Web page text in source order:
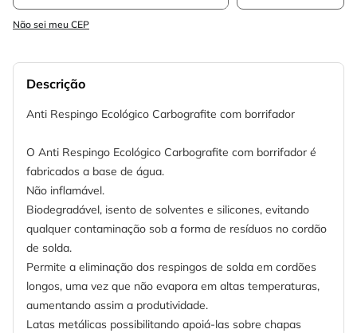
Não sei meu CEP
Descrição
Anti Respingo Ecológico Carbografite com borrifador
O Anti Respingo Ecológico Carbografite com borrifador é
fabricados a base de água.
Não inflamável.
Biodegradável, isento de solventes e silicones, evitando
qualquer contaminação sob a forma de resíduos no cordão
de solda.
Permite a eliminação dos respingos de solda em cordões
longos, uma vez que não evapora em altas temperaturas,
aumentando assim a produtividade.
Latas metálicas possibilitando apoiá-las sobre chapas